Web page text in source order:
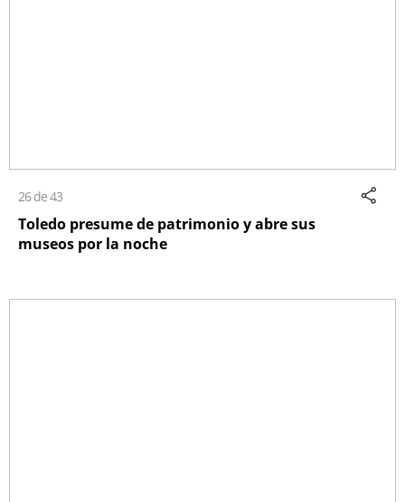
26 de 43
Toledo presume de patrimonio y abre sus
museos por la noche